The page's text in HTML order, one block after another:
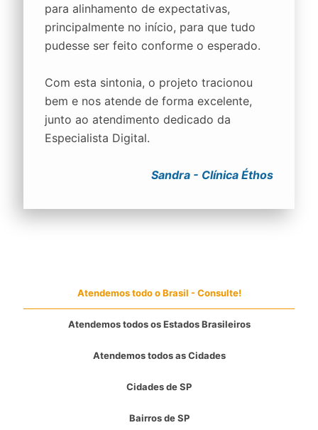
para alinhamento de expectativas,
principalmente no início, para que tudo
pudesse ser feito conforme o esperado.
Com esta sintonia, o projeto tracionou
bem e nos atende de forma excelente,
junto ao atendimento dedicado da
Especialista Digital.
Sandra - Clínica Éthos
Atendemos todo o Brasil - Consulte!
Atendemos todos os Estados Brasileiros
Atendemos todos as Cidades
Cidades de SP
Bairros de SP